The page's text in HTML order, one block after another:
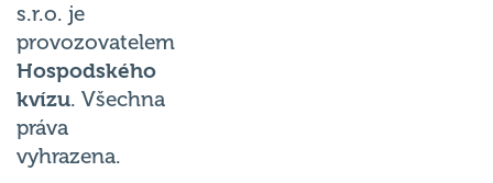
s.r.o. je
provozovatelem
Hospodského
kvízu. Všechna
práva
vyhrazena.